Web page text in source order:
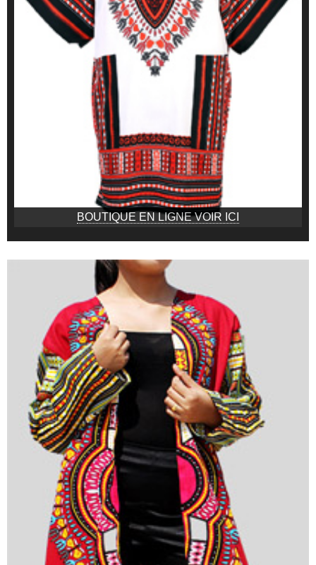
BOUTIQUE EN LIGNE VOIR ICI